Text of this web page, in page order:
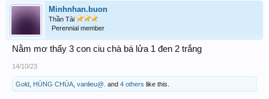
Minhnhan.buon
Thần Tài
Perennial member
Nằm mơ thấy 3 con ciu chà bá lửa 1 đen 2 trắng
14/10/23
Gold HÙNG CHÙA vanlieu@. and 4 others like this.